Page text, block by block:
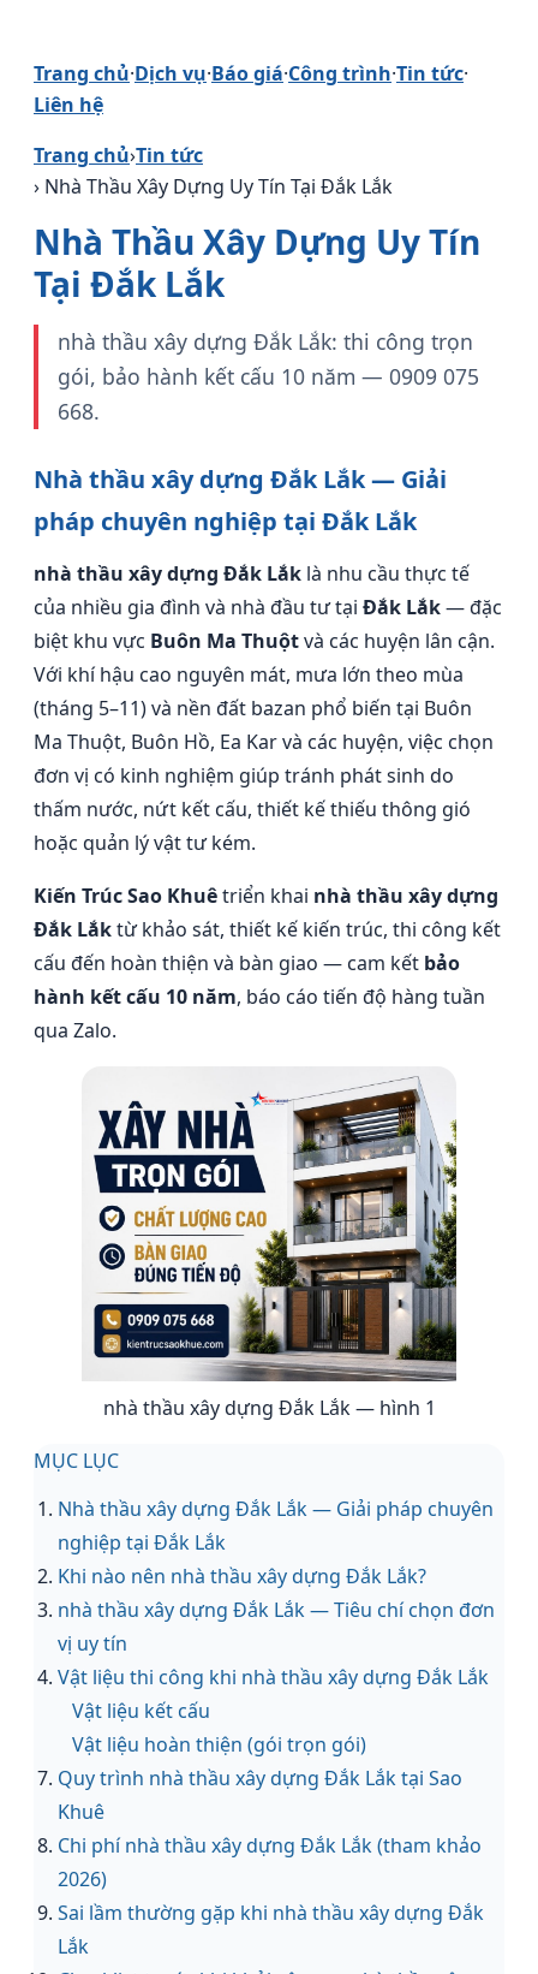
Trang chủ·Dịch vụ·Báo giá·Công trình·Tin tức·
Liên hệ
Trang chủ›Tin tức
› Nhà Thầu Xây Dựng Uy Tín Tại Đắk Lắk
Nhà Thầu Xây Dựng Uy Tín
Tại Đắk Lắk
nhà thầu xây dựng Đắk Lắk: thi công trọn
gói, bảo hành kết cấu 10 năm — 0909 075
668.
Nhà thầu xây dựng Đắk Lắk — Giải
pháp chuyên nghiệp tại Đắk Lắk
nhà thầu xây dựng Đắk Lắk là nhu cầu thực tế
của nhiều gia đình và nhà đầu tư tại Đắk Lắk— đặc
biệt khu vực Buôn Ma Thuộtvà các huyện lân cận.
Với khí hậu cao nguyên mát, mưa lớn theo mùa
(tháng 5–11) và nền đất bazan phổ biến tại Buôn
Ma Thuột, Buôn Hồ, Ea Kar và các huyện, việc chọn
đơn vị có kinh nghiệm giúp tránh phát sinh do
thấm nước, nứt kết cấu, thiết kế thiếu thông gió
hoặc quản lý vật tư kém.
Kiến Trúc Sao Khuêtriển khai nhà thầu xây dựng
Đắk Lắktừ khảo sát, thiết kế kiến trúc, thi công kết
cấu đến hoàn thiện và bàn giao — cam kết bảo
hành kết cấu 10 năm, báo cáo tiến độ hàng tuần
qua Zalo.
nhà thầu xây dựng Đắk Lắk — hình 1
MỤC LỤC
Nhà thầu xây dựng Đắk Lắk — Giải pháp chuyên
nghiệp tại Đắk Lắk
Khi nào nên nhà thầu xây dựng Đắk Lắk?
nhà thầu xây dựng Đắk Lắk — Tiêu chí chọn đơn
vị uy tín
Vật liệu thi công khi nhà thầu xây dựng Đắk Lắk
Vật liệu kết cấu
Vật liệu hoàn thiện (gói trọn gói)
Quy trình nhà thầu xây dựng Đắk Lắk tại Sao
Khuê
Chi phí nhà thầu xây dựng Đắk Lắk (tham khảo
2026)
Sai lầm thường gặp khi nhà thầu xây dựng Đắk
Lắk